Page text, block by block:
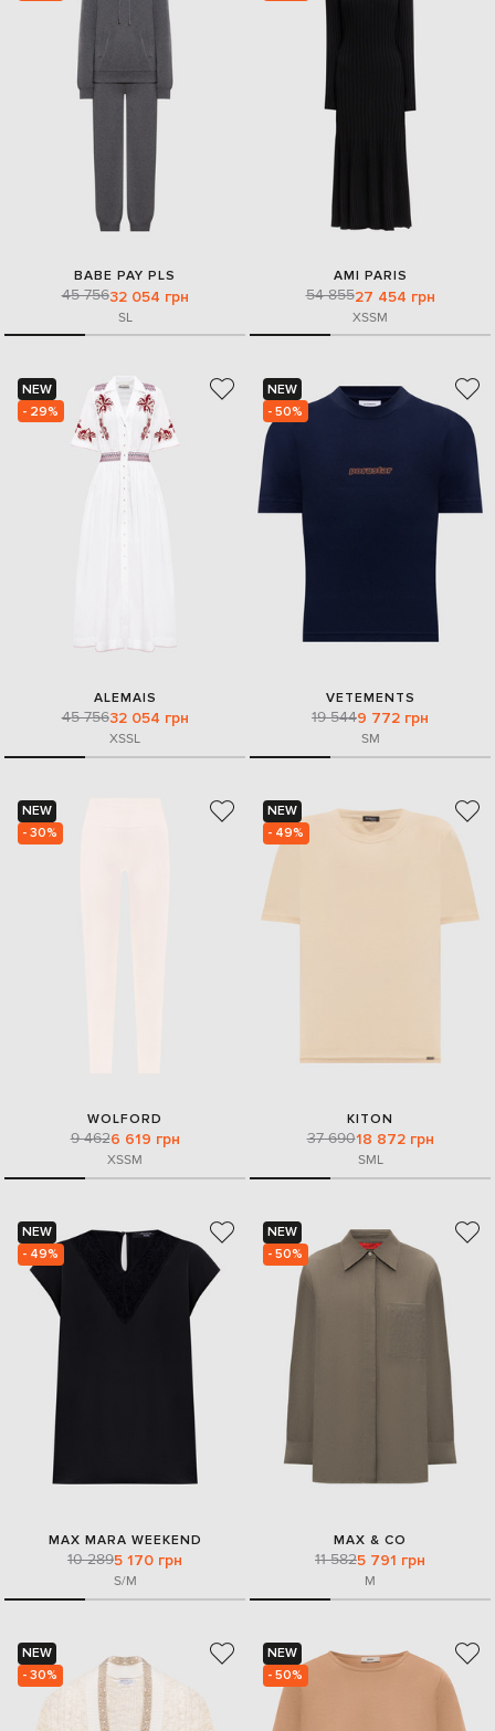
BABE PAY PLS
45 75632 054 грн
SL
AMI PARIS
54 85527 454 грн
XSSM
NEW
- 29%
ALEMAIS
45 75632 054 грн
XSSL
NEW
- 50%
VETEMENTS
19 5449 772 грн
SM
NEW
- 30%
WOLFORD
9 4626 619 грн
XSSM
NEW
- 49%
KITON
37 69018 872 грн
SML
NEW
- 49%
MAX MARA WEEKEND
10 2895 170 грн
S/M
NEW
- 50%
MAX & CO
11 5825 791 грн
M
NEW
- 30%
NEW
- 50%